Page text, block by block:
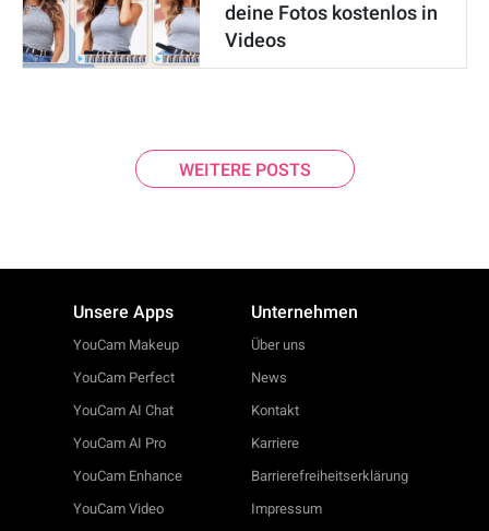
deine Fotos kostenlos in
Videos
WEITERE POSTS
Unsere Apps
YouCam Makeup
YouCam Perfect
YouCam AI Chat
YouCam AI Pro
YouCam Enhance
YouCam Video
Unternehmen
Über uns
News
Kontakt
Karriere
Barrierefreiheitserklärung
Impressum